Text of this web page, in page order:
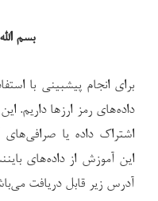
بسم
داده‌های رمز ارزها داریم.
اشتراک داده یا صرافی‌های
این آموزش از داده‌های
آدرس زیر قابل دریافت